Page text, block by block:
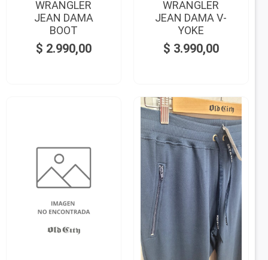
WRANGLER
JEAN DAMA
BOOT
$ 2.990,00
WRANGLER
JEAN DAMA V-
YOKE
$ 3.990,00